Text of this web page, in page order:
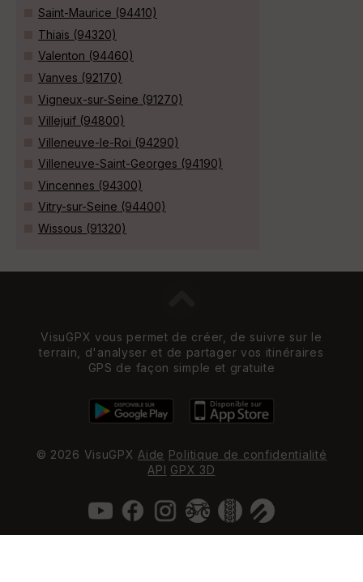
Saint-Maurice (94410)
Thiais (94320)
Valenton (94460)
Vanves (92170)
Vigneux-sur-Seine (91270)
Villejuif (94800)
Villeneuve-le-Roi (94290)
Villeneuve-Saint-Georges (94190)
Vincennes (94300)
Vitry-sur-Seine (94400)
Wissous (91320)
VisuGPX vous permet de créer, de suivre sur le
terrain, d'analyser et de partager vos itinéraires
GPS de façon simple et gratuite
© 2026 VisuGPX Aide Politique de confidentialité
API GPX 3D